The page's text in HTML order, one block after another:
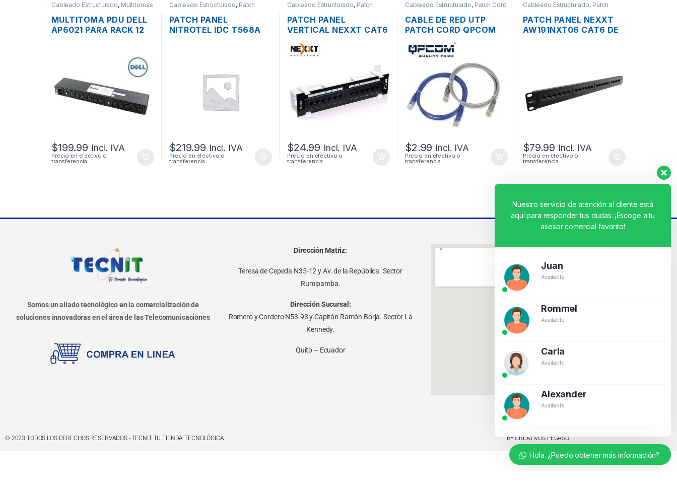
Cableado Estructurado, Multitomas
MULTITOMA PDU DELL
AP6021 PARA RACK 12
$199.99 Incl. IVA
Precio en efectivo o
transferencia
Cableado Estructurado, Patch
PATCH PANEL
NITROTEL IDC T568A
$219.99 Incl. IVA
Precio en efectivo o
transferencia
Cableado Estructurado, Patch
PATCH PANEL
VERTICAL NEXXT CAT6
PARED
$24.99 Incl. IVA
Precio en efectivo o
transferencia
Cableado Estructurado, Patch Cord
CABLE DE RED UTP
PATCH CORD QPCOM
30CM 1 PIE
$2.99 Incl. IVA
Precio en efectivo o
transferencia
Cableado Estructurado, Patch
PATCH PANEL NEXXT
AW191NXT06 CAT6 DE
$79.99 Incl. IVA
Precio en efectivo o
transferencia
Somos un aliado tecnológico en la comercialización de
soluciones innovadoras en el área de las Telecomunicaciones
Dirección Matriz:
Teresa de Cepeda N35-12 y Av. de la República. Sector
Rumipamba.
Dirección Sucursal:
Romero y Cordero N53-93 y Capitán Ramón Borja. Sector La
Kennedy.
Quito – Ecuador
© 2023 TODOS LOS DERECHOS RESERVADOS - TECNIT TU TIENDA TECNOLÓGICA. BY CREATIVOS PEGASO
Nuestro servicio de atención al cliente está
aquí para responder tus dudas. ¡Escoge a tu
asesor comercial favorito!
Juan
Available
Rommel
Available
Carla
Available
Alexander
Available
Hola. ¿Puedo obtener más información?.